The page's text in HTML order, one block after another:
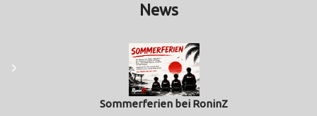
News
Sommerferien bei RoninZ